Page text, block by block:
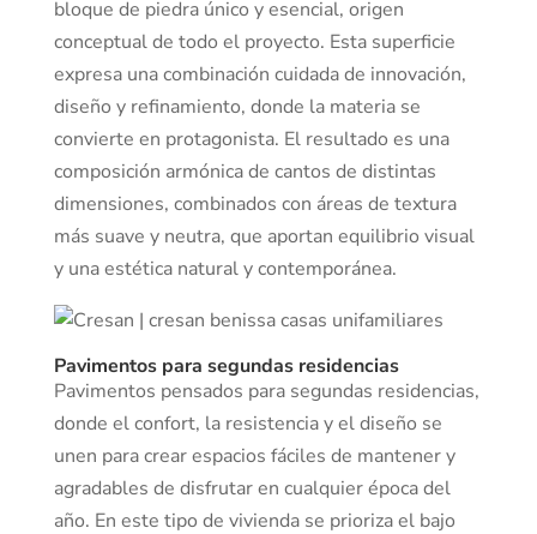
bloque de piedra único y esencial, origen
conceptual de todo el proyecto. Esta superficie
expresa una combinación cuidada de innovación,
diseño y refinamiento, donde la materia se
convierte en protagonista. El resultado es una
composición armónica de cantos de distintas
dimensiones, combinados con áreas de textura
más suave y neutra, que aportan equilibrio visual
y una estética natural y contemporánea.
Pavimentos para segundas residencias
Pavimentos pensados para segundas residencias,
donde el confort, la resistencia y el diseño se
unen para crear espacios fáciles de mantener y
agradables de disfrutar en cualquier época del
año. En este tipo de vivienda se prioriza el bajo